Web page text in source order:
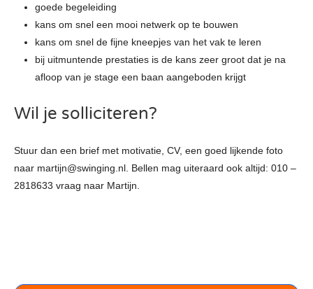
goede begeleiding
kans om snel een mooi netwerk op te bouwen
kans om snel de fijne kneepjes van het vak te leren
bij uitmuntende prestaties is de kans zeer groot dat je na
afloop van je stage een baan aangeboden krijgt
Wil je solliciteren?
Stuur dan een brief met motivatie, CV, een goed lijkende foto
naar martijn@swinging.nl. Bellen mag uiteraard ook altijd: 010 –
2818633 vraag naar Martijn.